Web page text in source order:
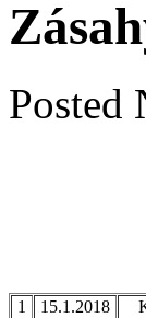
Posted
1 15.1.2018